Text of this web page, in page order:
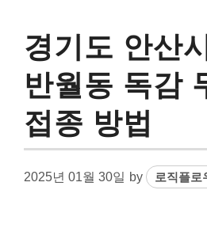
경기도 안산
반월동 독감
접종 방법
2025년 01월 30일 by 로직플로